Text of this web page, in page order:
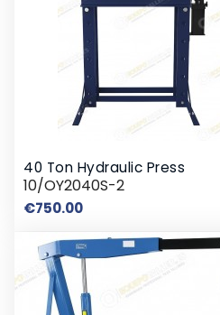
40 Ton Hydraulic Press
10/OY2040S-2
€750.00Price